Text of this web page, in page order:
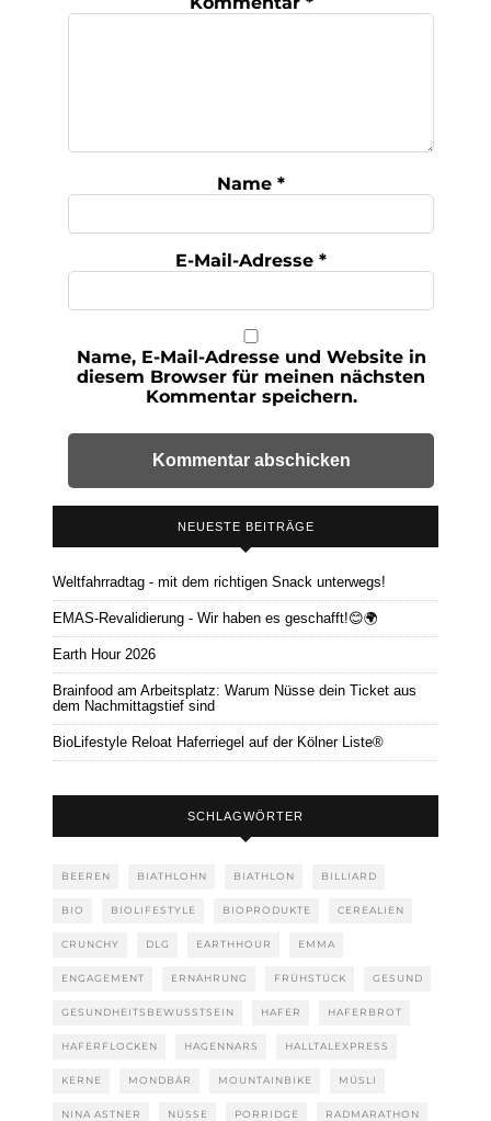
Name *
E-Mail-Adresse *
Name, E-Mail-Adresse und Website in
diesem Browser für meinen nächsten
Kommentar speichern.
NEUESTE BEITRÄGE
Weltfahrradtag - mit dem richtigen Snack unterwegs!
EMAS-Revalidierung - Wir haben es geschafft!😊🌍
Earth Hour 2026
Brainfood am Arbeitsplatz: Warum Nüsse dein Ticket aus
dem Nachmittagstief sind
BioLifestyle Reloat Haferriegel auf der Kölner Liste®
SCHLAGWÖRTER
BEEREN BIATHLOHN BIATHLON BILLIARD
BIO BIOLIFESTYLE BIOPRODUKTE CEREALIEN
CRUNCHY DLG EARTHHOUR EMMA
ENGAGEMENT ERNÄHRUNG FRÜHSTÜCK GESUND
GESUNDHEITSBEWUSSTSEIN HAFER HAFERBROT
HAFERFLOCKEN HAGENNARS HALLTALEXPRESS
KERNE MONDBÄR MOUNTAINBIKE MÜSLI
NINA ASTNER NÜSSE PORRIDGE RADMARATHON